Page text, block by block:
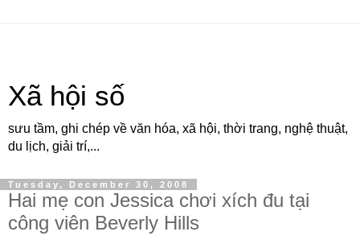
Xã hội số
sưu tầm, ghi chép về văn hóa, xã hội, thời trang, nghệ thuật,
du lịch, giải trí,...
Tuesday, December 30, 2008
Hai mẹ con Jessica chơi xích đu tại
công viên Beverly Hills